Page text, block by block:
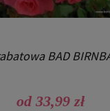
BAD
od 33,99 zł